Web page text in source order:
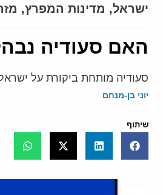
ישראל, מדינות המפרץ,
האם סעודיה
סעודיה מותחת ביקורת על
יוני בן-מנחם
שיתוף